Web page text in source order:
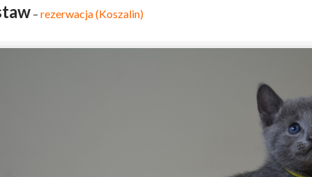
– rezerwacja (Koszalin)